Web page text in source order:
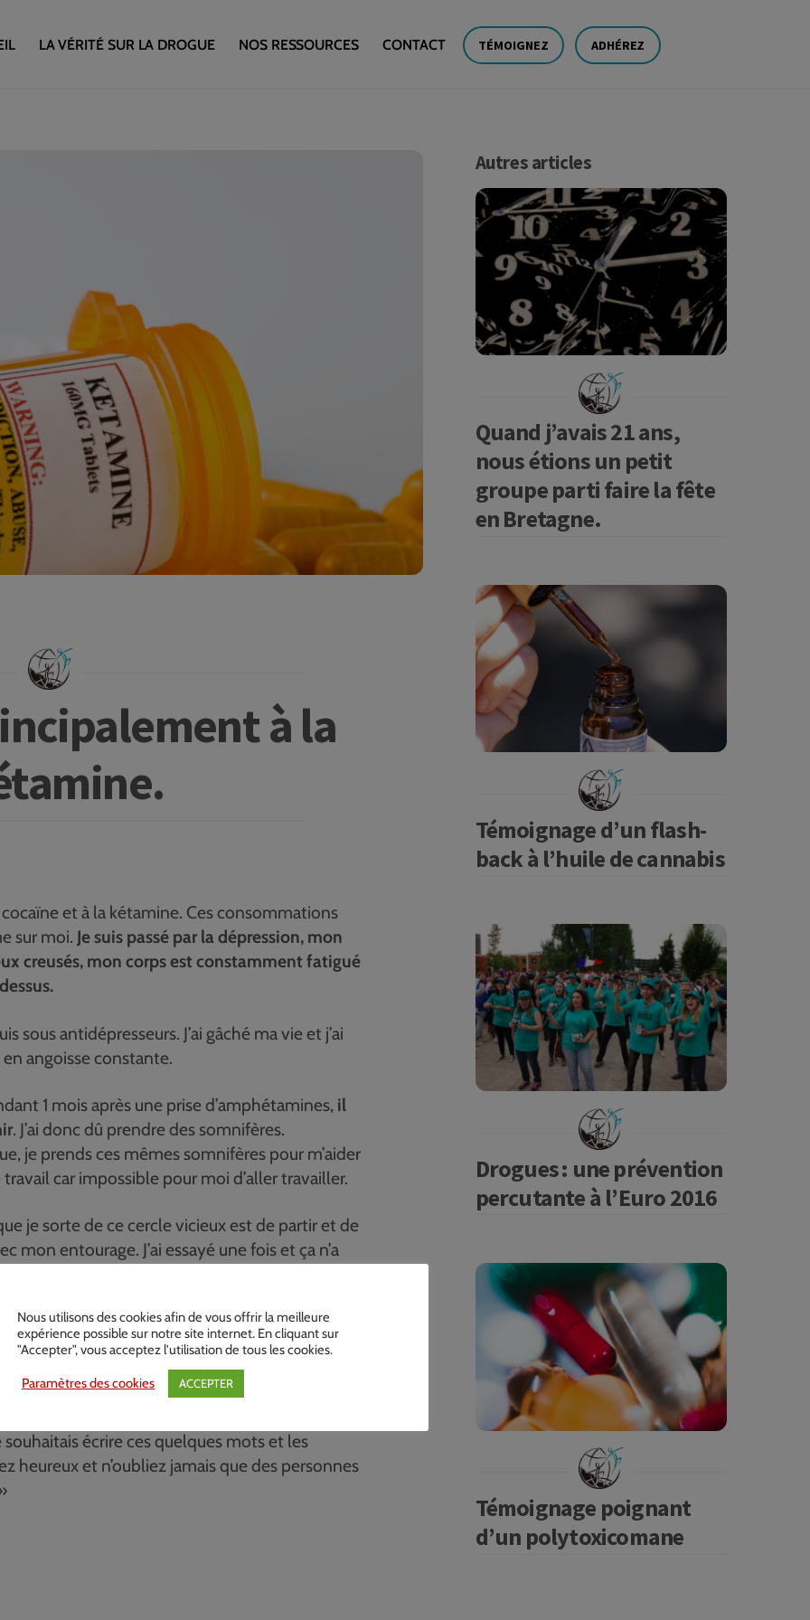
LA VÉRITÉ SUR LA DROGUE NOS RESSOURCES CONTACT TÉMOIGNEZ ADHÉREZ
à la
et à la kétamine. Ces consommations
sur moi. Je suis passé par la dépression, mon
creusés, mon corps est constamment fatigué
sous antidépresseurs. J’ai gâché ma vie et j’ai
angoisse constante.
1 mois après une prise d’amphétamines, il
. J’ai donc dû prendre des somnifères.
je prends ces mêmes somnifères pour m’aider
travail car impossible pour moi d’aller travailler.
je sorte de ce cercle vicieux est de partir et de
entourage. J’ai essayé une fois et ça n’a
vie,alors ne touchez jamais à ça. Ça paraît
bombe à retardement avant votre dernier
la drogue n’existerait pas, ce mot n’existerait
écrire ces quelques mots et les
heureux et n’oubliez jamais que des personnes
Autres articles
Quand j’avais 21 ans,
nous étions un petit
groupe parti faire la fête
en Bretagne.
Témoignage d’un flash-
back à l’huile de cannabis
Drogues : une prévention
percutante à l’Euro 2016
Témoignage poignant
d’un polytoxicomane
Nous utilisons des cookies afin de vous offrir la meilleure
expérience possible sur notre site internet. En cliquant sur
"Accepter", vous acceptez l'utilisation de tous les cookies.
Paramètres des cookies ACCEPTER